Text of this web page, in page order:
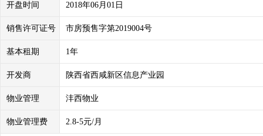
开盘时间 2018年06月01日
销售许可证号 市房预售字第2019004号
基本租期 1年
开发商 陕西省西咸新区信息产业园
物业管理 沣西物业
物业管理费 2.8-5元/月